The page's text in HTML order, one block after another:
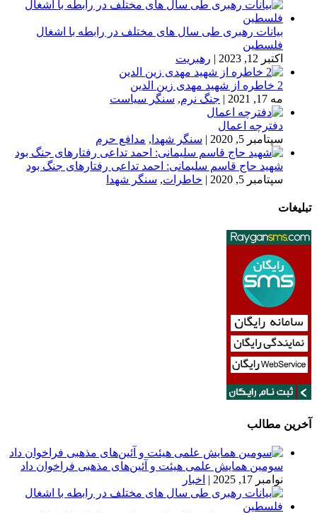
بیانات رهبری طی سال های مختلف در رابطه با اشغال
فلسطین
اکتبر 12, 2023
| رهبریت
2 خاطره از شهید مهدی زین الدین
مه 17, 2021
| جنگ نرم, سنگر سیاست
دفترچه اعمال
سپتامبر 5, 2020
| سنگر شهدا , مدافع حرم
شهید حاج قاسم سلیمانی: احمد تداعی رفتارهای جنگ بود
سپتامبر 5, 2020
| خاطرات, سنگر شهدا
تبلیغات
آخرین مطالب
سومین همایش علمی هیئت و آئین‌های مذهبی فراخوان داد
نوامبر 17, 2025
| اخبار